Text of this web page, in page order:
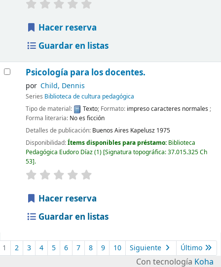
Hacer reserva
Guardar en listas
Psicología para los docentes.
por Child, Dennis
Series Biblioteca de cultura pedagógica
Tipo de material:
Texto; Formato: impreso caracteres normales ;
Forma literaria: No es ficción
Detalles de publicación: Buenos Aires Kapelusz 1975
Disponibilidad:Ítems disponibles para préstamo: Biblioteca
Pedagógica Eudoro Díaz(1) Signatura topográfica:37.015.325 Ch
53 .
Hacer reserva
Guardar en listas
1 2 3 4 5 6 7 8 9 10 Siguiente Último
Con tecnología Koha